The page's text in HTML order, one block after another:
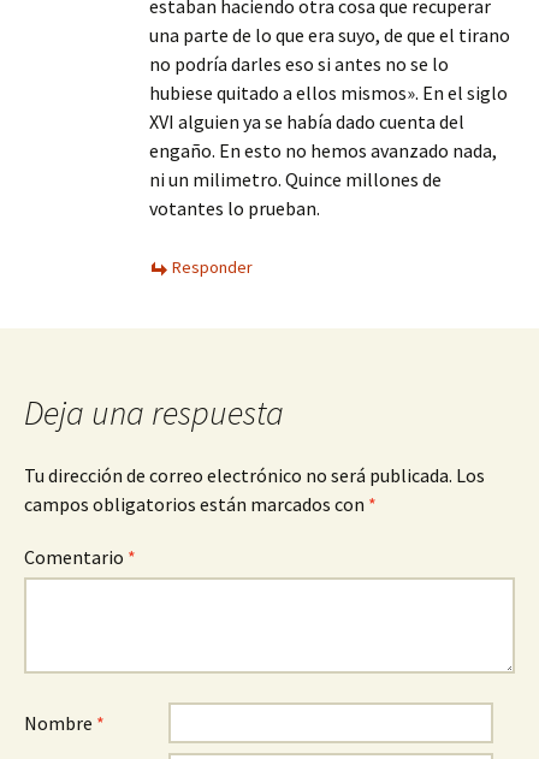
estaban haciendo otra cosa que recuperar
una parte de lo que era suyo, de que el tirano
no podría darles eso si antes no se lo
hubiese quitado a ellos mismos». En el siglo
XVI alguien ya se había dado cuenta del
engaño. En esto no hemos avanzado nada,
ni un milimetro. Quince millones de
votantes lo prueban.
Responder
Deja una respuesta
Tu dirección de correo electrónico no será publicada. Los
campos obligatorios están marcados con *
Comentario *
Nombre *